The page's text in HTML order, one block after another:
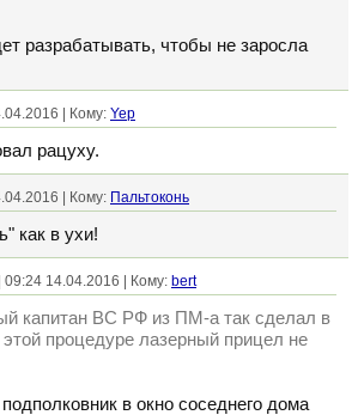
разрабатывать, чтобы не заросла
| Кому: Yep
рацуху.
| Кому: Пальтоконь
как в ухи!
| 09:24 14.04.2016 | Кому: bert
капитан ВС РФ из ПМ-а так сделал в
процедуре лазерный прицел не
в окно соседнего дома